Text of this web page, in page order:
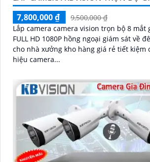
7,800,000 ₫
9,500,000 ₫
Lắp camera camera vision trọn bộ 8 mắt
FULL HD 1080P hồng ngoại giám sát về
cho nhà xưởng kho hàng giá rẻ tiết kiệm
hiệu camera...